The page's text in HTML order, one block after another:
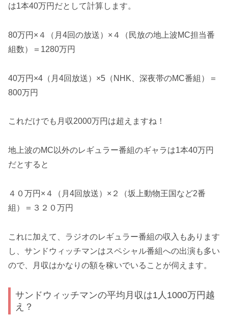
は1本40万円だとして計算します。
80万円×４（月4回の放送）×４（民放の地上波MC担当番
組数）＝1280万円
40万円×4（月4回放送）×5（NHK、深夜帯のMC番組）＝
800万円
これだけでも月収2000万円は超えますね！
地上波のMC以外のレギュラー番組のギャラは1本40万円
だとすると
４０万円×４（月4回放送）×２（坂上動物王国など2番
組）＝３２０万円
これに加えて、ラジオのレギュラー番組の収入もあります
し、サンドウィッチマンはスペシャル番組への出演も多い
ので、月収はかなりの額を稼いでいることが伺えます。
サンドウィッチマンの平均月収は1人1000万円越
え？